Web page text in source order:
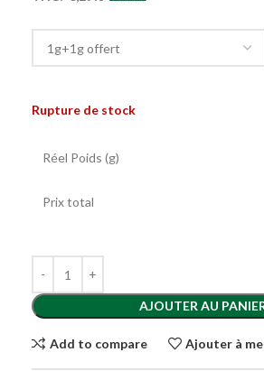
Rupture de stock
Réel Poids (g)
Prix total
AJOUTER AU
Add to compare Ajouter à